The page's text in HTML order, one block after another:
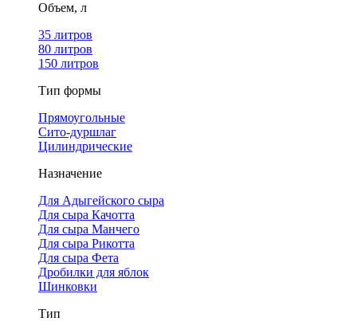
Объем, л
35 литров
80 литров
150 литров
Тип формы
Прямоугольные
Сито-дуршлаг
Цилиндрические
Назначение
Для Адыгейского сыра
Для сыра Качотта
Для сыра Манчего
Для сыра Рикотта
Для сыра Фета
Дробилки для яблок
Шинковки
Тип